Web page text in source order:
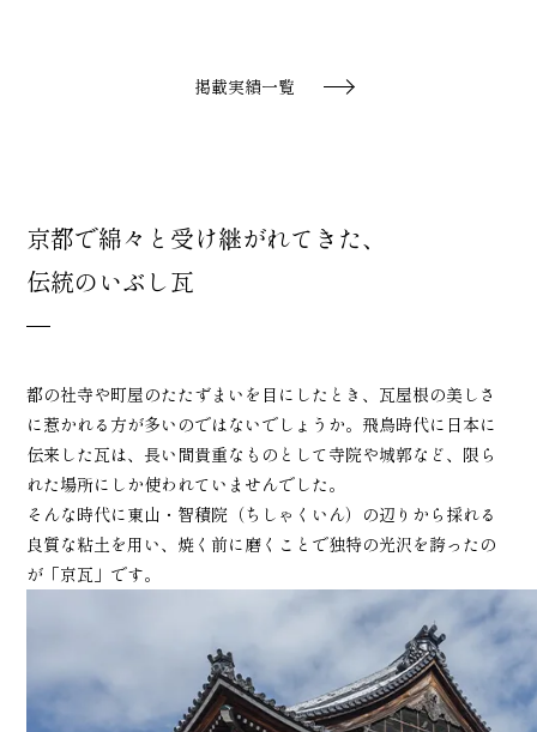
掲載実績一覧
京都で綿々と受け継がれてきた、
伝統のいぶし瓦
都の社寺や町屋のたたずまいを目にしたとき、瓦屋根の美しさ
に惹かれる方が多いのではないでしょうか。飛鳥時代に日本に
伝来した瓦は、長い間貴重なものとして寺院や城郭など、限ら
れた場所にしか使われていませんでした。
そんな時代に東山・智積院（ちしゃくいん）の辺りから採れる
良質な粘土を用い、焼く前に磨くことで独特の光沢を誇ったの
が「京瓦」です。